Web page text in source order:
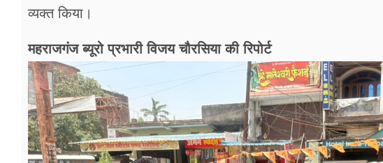
व्यक्त किया।
महराजगंज ब्यूरो प्रभारी विजय चौरसिया की रिपोर्ट